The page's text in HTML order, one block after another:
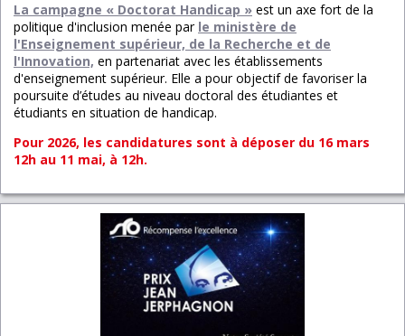
La campagne « Doctorat Handicap » est un axe fort de la
politique d'inclusion menée par le ministère de
l'Enseignement supérieur, de la Recherche et de
l'Innovation, en partenariat avec les établissements
d'enseignement supérieur. Elle a pour objectif de favoriser la
poursuite d’études au niveau doctoral des étudiantes et
étudiants en situation de handicap.
Pour 2026, les candidatures sont à déposer du 16 mars
12h au 11 mai, à 12h.